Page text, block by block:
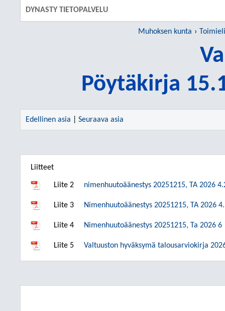
DYNASTY TIETOPALVELU
Muhoksen kunta
Pöytäkirja
Edellinen asia Seuraava asia
Liitteet
Liite 2 nimenhuutoäänestys 20251215, TA 2026
Liite 3 Nimenhuutoäänestys 20251215, TA 2026
Liite 4 Nimenhuutoäänestys 20251215, Ta 2026 6
Liite 5 Valtuuston hyväksymä talousarviokirja